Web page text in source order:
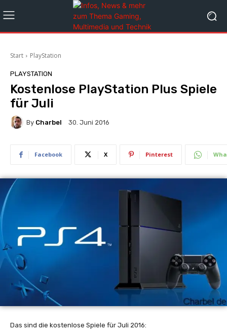
Start PlayStation
PLAYSTATION
Kostenlose PlayStation Plus Spiele
für Juli
By Charbel 30. Juni 2016
Facebook X Pinterest
Das sind die kostenlose Spiele für Juli 2016: